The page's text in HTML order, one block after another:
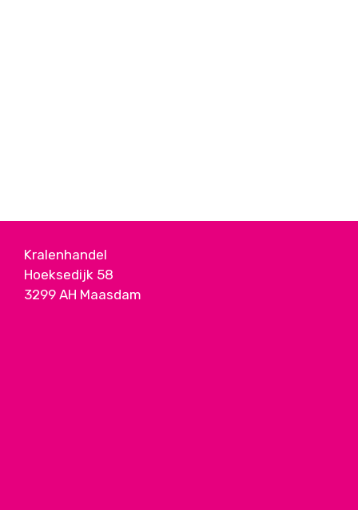
Kralenhandel
Hoeksedijk 58
3299 AH Maasdam